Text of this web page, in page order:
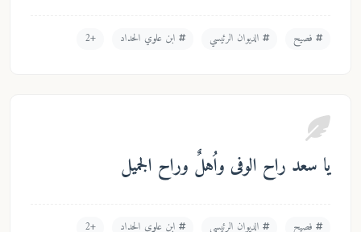
فصيح الديوان الرئيسي ابن علوي الحداد +2
يا سعد راح الوفى واُهلٌ وراح الجميل
فصيح الديوان الرئيسي ابن علوي الحداد +2